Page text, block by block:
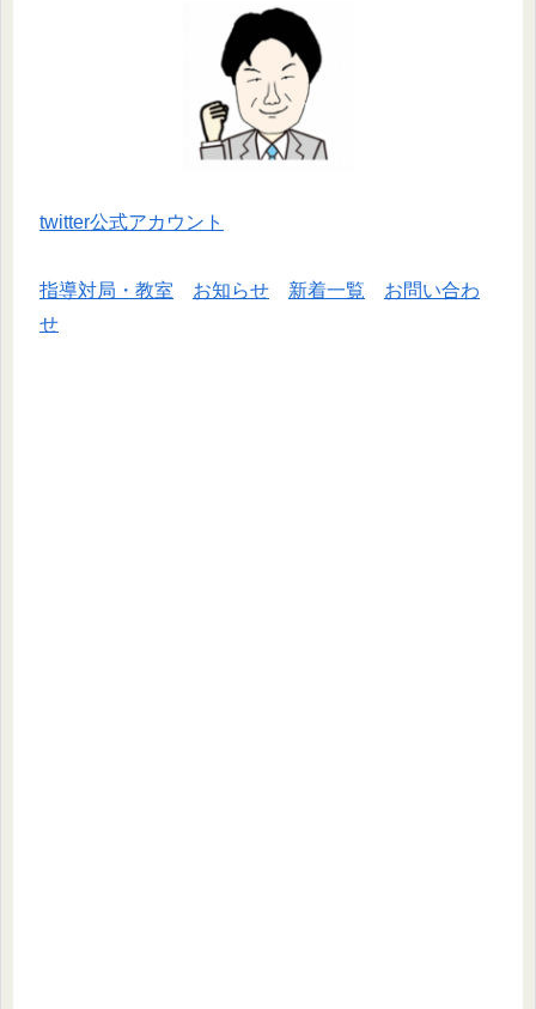
twitter公式アカウント
指導対局・教室 お知らせ 新着一覧
お問い合わ
せ